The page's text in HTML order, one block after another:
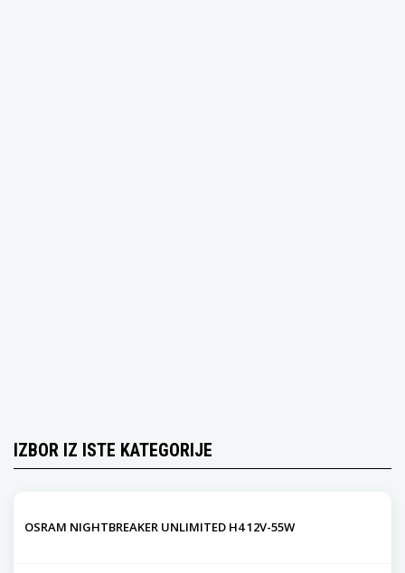
IZBOR IZ ISTE KATEGORIJE
OSRAM NIGHTBREAKER UNLIMITED H4 12V-55W